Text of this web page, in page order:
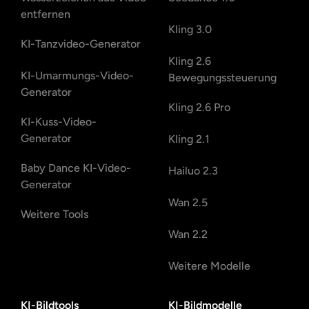
entfernen
KI-Tanzvideo-Generator
KI-Umarmungs-Video-
Generator
KI-Kuss-Video-
Generator
Baby Dance KI-Video-
Generator
Weitere Tools
Kling 3.0
Kling 2.6
Bewegungssteuerung
Kling 2.6 Pro
Kling 2.1
Hailuo 2.3
Wan 2.5
Wan 2.2
Weitere Modelle
KI-Bildtools KI-Bildmodelle